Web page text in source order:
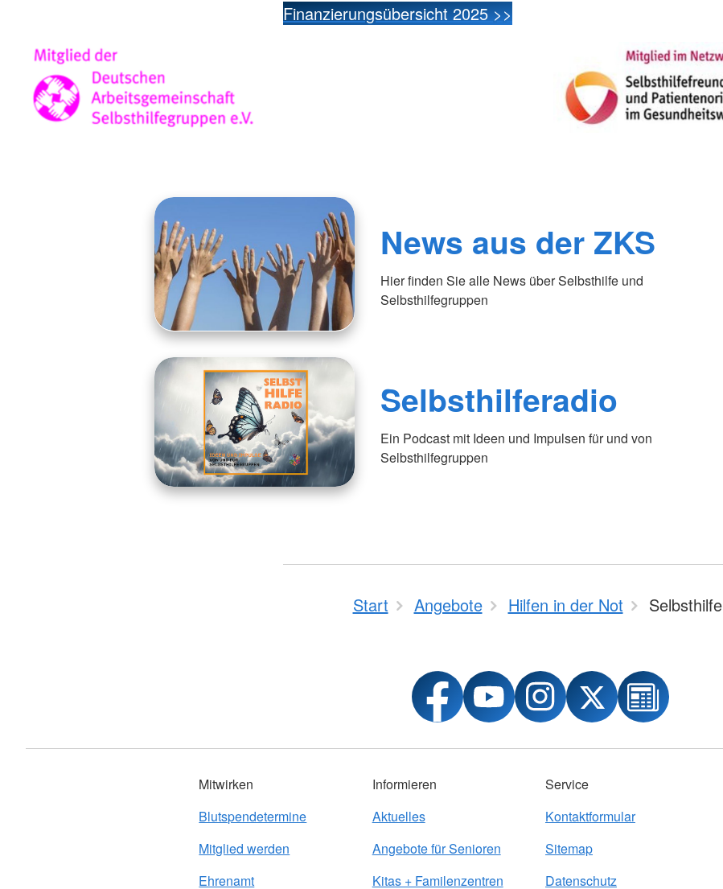
Finanzierungsübersicht 2025 >>
News aus der ZKS
Hier finden Sie alle News über Selbsthilfe und
Selbsthilfegruppen
Selbsthilferadio
Ein Podcast mit Ideen und Impulsen für und von
Selbsthilfegruppen
Start Angebote Hilfen in der Not Selbsthilfe
Mitwirken
Blutspendetermine
Mitglied werden
Ehrenamt
Informieren
Aktuelles
Angebote für Senioren
Kitas + Familenzentren
Service
Kontaktformular
Sitemap
Datenschutz